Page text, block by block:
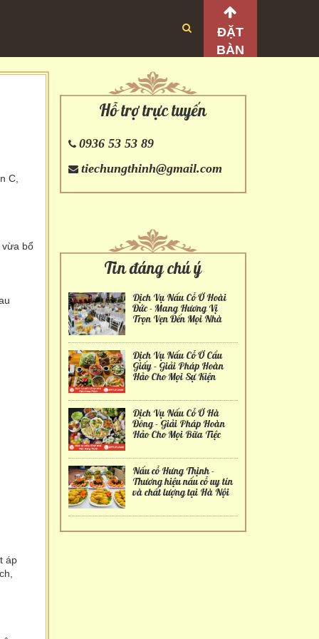
ĐẶT
BÀN
C,
vừa bổ
áp
Hỗ trợ trực tuyến
0936 53 53 89
tiechungthinh@gmail.com
Tin đáng chú ý
Dịch Vụ Nấu Cỗ Ở Hoài
Đức - Mang Hương Vị
Trọn Vẹn Đến Mọi Nhà
Dịch Vụ Nấu Cỗ Ở Cầu
Giấy - Giải Pháp Hoàn
Hảo Cho Mọi Sự Kiện
Dịch Vụ Nấu Cỗ Ở Hà
Đông - Giải Pháp Hoàn
Hảo Cho Mọi Bữa Tiệc
Nấu cỗ Hưng Thịnh -
Thương hiệu nấu cỗ uy tín
và chất lượng tại Hà Nội